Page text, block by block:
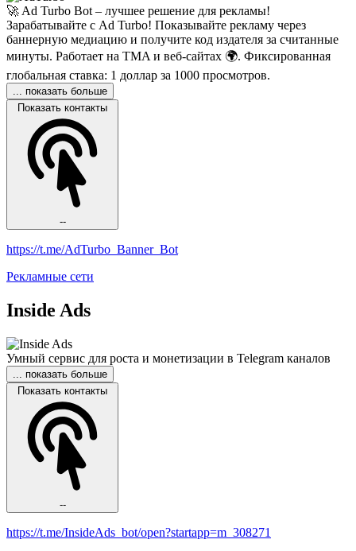
🚀 Ad Turbo Bot – лучшее решение для рекламы!
Зарабатывайте с Ad Turbo! Показывайте рекламу через
баннерную медиацию и получите код издателя за считанные
минуты. Работает на TMA и веб-сайтах 🌍. Фиксированная
глобальная ставка: 1 доллар за 1000 просмотров.
... показать больше
Показать контакты
--
https://t.me/AdTurbo_Banner_Bot
Рекламные сети
Inside Ads
Умный сервис для роста и монетизации в Telegram каналов
... показать больше
Показать контакты
--
https://t.me/InsideAds_bot/open?startapp=m_308271